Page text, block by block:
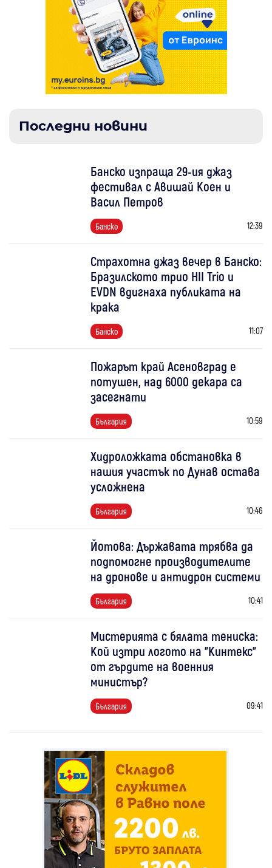
Последни новини
Банско изпраща 29-ия джаз
фестивал с Авишай Коен и
Васил Петров
Банско 12:39
Страхотна джаз вечер в Банско:
Бразилското трио HII Trio и
EVDN вдигнаха публиката на
крака
Банско 11:07
Пожарът край Асеновград е
потушен, над 6000 декара са
засегнати
България 10:59
Хидроложката обстановка в
нашия участък по Дунав остава
усложнена
България 10:46
Йотова: Държавата трябва да
подпомогне производителите
на дронове и антидрон системи
България 10:41
Мистерията с бялата тениска:
Кой изтри логото на "Кинтекс"
от гърдите на военния
министър?
България 09:41